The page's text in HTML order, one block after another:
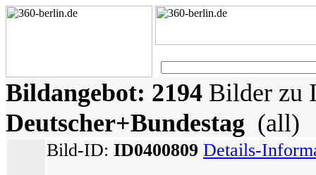
Bildangebot: 2194 Bilder zu
Deutscher+Bundestag (all)
Bild-ID: ID0400809 Details-